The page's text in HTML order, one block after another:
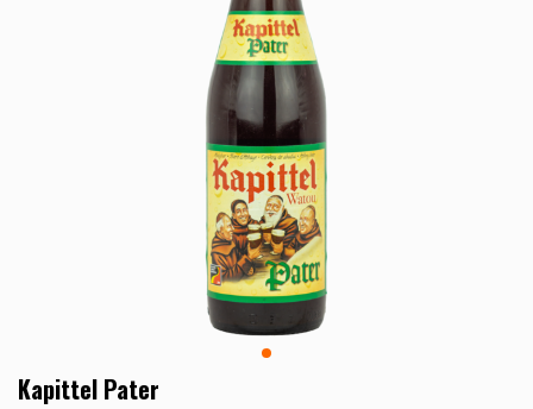
Kapittel Pater